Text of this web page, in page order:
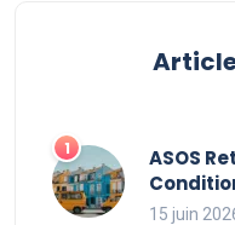
ASOS
15 juin